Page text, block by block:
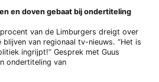
en doven gebaat bij ondertiteling
van de Limburgers dreigt over
van regionaal tv-nieuws. “Het is
ingrijpt!” Gesprek met Guus
ondertiteling van